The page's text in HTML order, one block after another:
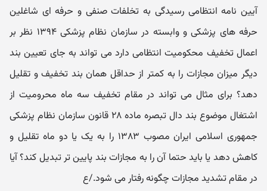
آیین نامه انتظامی رسیدگی به تخلفات صنفی و حرفه ای شاغلین
حرفه های پزشکی و وابسته در سازمان نظام پزشکی ۱۳۹۴ نظر بر
اعمال تخفیف محکومیت انتظامی دارد می تواند به جای تعیین بند
دیگر میزان مجازات را به کمتر از حداقل همان بند تخفیف و تقلیل
دهد؟ برای مثال می تواند در مقام تخفیف سه ماه محرومیت از
اشتغال موضوع بند دال تبصره ماده ۲۸ قانون سازمان نظام پزشکی
جمهوری اسلامی ایران مصوب ۱۳۸۳ را به یک یا دو ماه تقلیل و
کاهش دهد یا باید حتما آن را به مجازات بند پایین تر تبدیل کند؟ آیا
در مقام تشدید مجازات چگونه رفتار می شود./ع